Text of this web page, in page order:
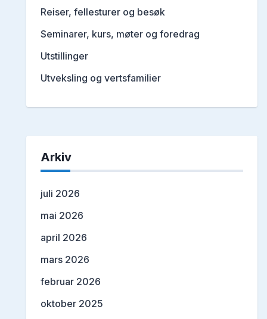
Reiser, fellesturer og besøk
Seminarer, kurs, møter og foredrag
Utstillinger
Utveksling og vertsfamilier
Arkiv
juli 2026
mai 2026
april 2026
mars 2026
februar 2026
oktober 2025